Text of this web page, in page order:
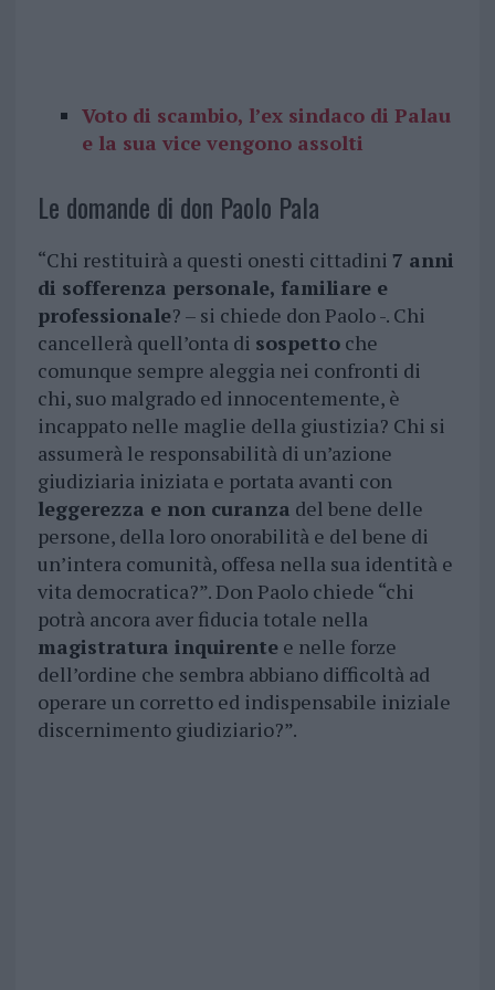
Voto di scambio, l’ex sindaco di Palau
e la sua vice vengono assolti
Le domande di don Paolo Pala
“Chi restituirà a questi onesti cittadini 7 anni
di sofferenza personale, familiare e
professionale? – si chiede don Paolo -. Chi
cancellerà quell’onta di sospettoche
comunque sempre aleggia nei confronti di
chi, suo malgrado ed innocentemente, è
incappato nelle maglie della giustizia? Chi si
assumerà le responsabilità di un’azione
giudiziaria iniziata e portata avanti con
leggerezza e non curanza del bene delle
persone, della loro onorabilità e del bene di
un’intera comunità, offesa nella sua identità e
vita democratica?”. Don Paolo chiede “chi
potrà ancora aver fiducia totale nella
magistratura inquirentee nelle forze
dell’ordine che sembra abbiano difficoltà ad
operare un corretto ed indispensabile iniziale
discernimento giudiziario?”.